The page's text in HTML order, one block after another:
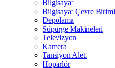
Bilgisayar
Bilgisayar Çevre Birimi
Depolama
Süpürge Makineleri
Televizyon
Kamera
Tansiyon Aleti
Hoparlör